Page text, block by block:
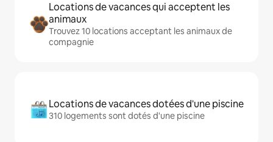
Locations de vacances qui acceptent les
animaux
Trouvez 10 locations acceptant les animaux de
compagnie
Locations de vacances dotées d'une piscine
310 logements sont dotés d'une piscine